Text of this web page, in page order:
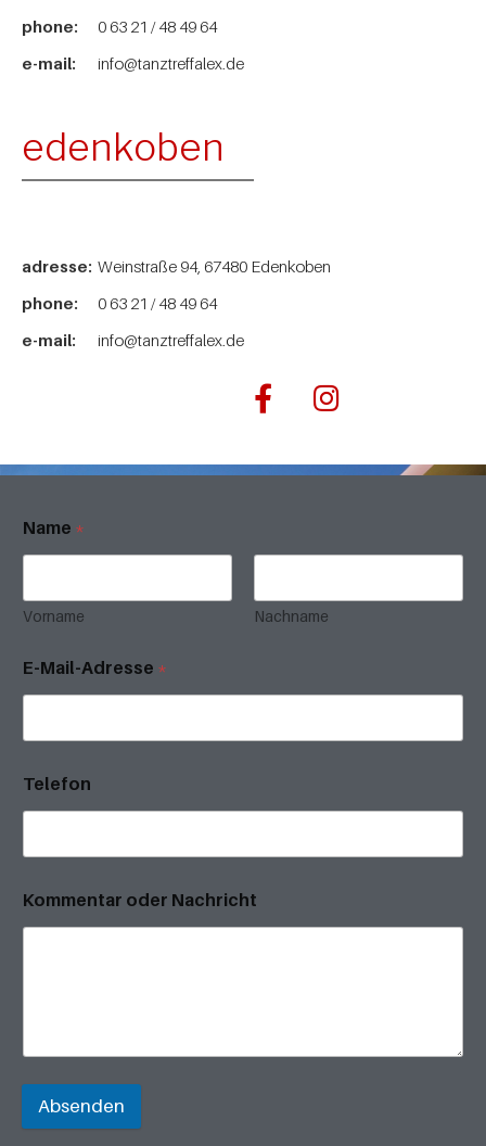
phone:
0 63 21 / 48 49 64
e-mail:
info@tanztreffalex.de
edenkoben
adresse: Weinstraße 94, 67480 Edenkoben
phone:
0 63 21 / 48 49 64
e-mail:
info@tanztreffalex.de
Name *
Vorname Nachname
E-Mail-Adresse *
Telefon
Kommentar oder Nachricht
Absenden